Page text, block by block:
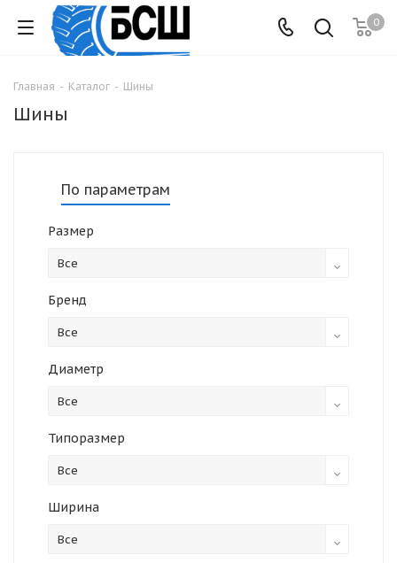
0
Главная - Каталог - Шины
Шины
По параметрам
Размер
Все
Бренд
Все
Диаметр
Все
Типоразмер
Все
Ширина
Все